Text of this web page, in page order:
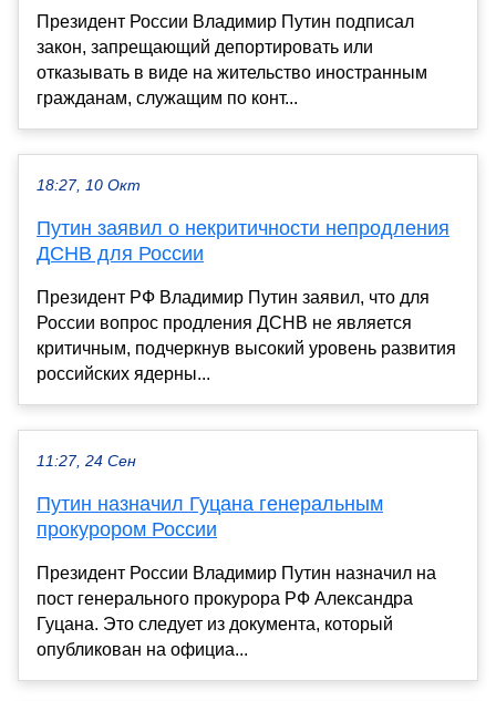
Президент России Владимир Путин подписал
закон, запрещающий депортировать или
отказывать в виде на жительство иностранным
гражданам, служащим по конт...
18:27, 10 Окт
Путин заявил о некритичности непродления
ДСНВ для России
Президент РФ Владимир Путин заявил, что для
России вопрос продления ДСНВ не является
критичным, подчеркнув высокий уровень развития
российских ядерны...
11:27, 24 Сен
Путин назначил Гуцана генеральным
прокурором России
Президент России Владимир Путин назначил на
пост генерального прокурора РФ Александра
Гуцана. Это следует из документа, который
опубликован на официа...